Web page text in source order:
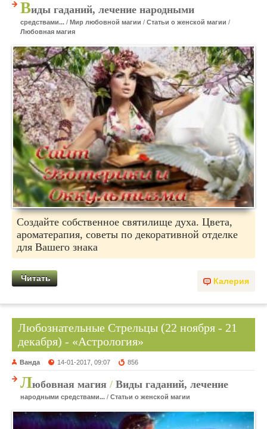
Виды гаданий, лечение народными
средствами... / Мир любовной магии / Статьи о женской магии /
Любовная магия
Создайте собственное святилище духа. Цвета,
ароматерапия, советы по декоративной отделке
для Вашего знака
Калерия
Читать
Любознательные Стрельцы (22 ноября - 21
декабря) - «Астрология»
Ванда 14-01-2017, 09:07 856
Любовная магия / Виды гаданий, лечение
народными средствами... / Статьи о женской магии